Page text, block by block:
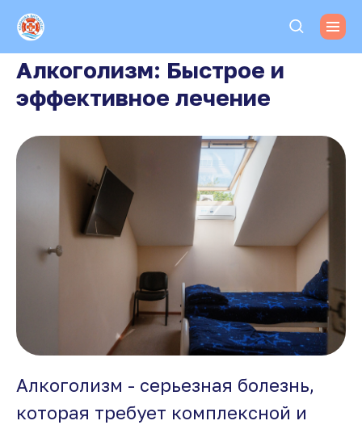
Алкоголизм: Быстрое и
эффективное лечение
Алкоголизм - серьезная болезнь,
которая требует комплексной и